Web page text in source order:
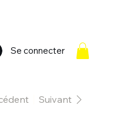
Se connecter
Suivant